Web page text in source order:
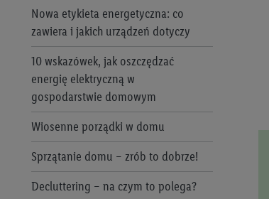
Regulamin e-mobilność Lidl Plus
Lidl Plus Polityka Prywatności -
Szybka Akcja
Regulamin Programu Kupon Plus
Asortyment
Adresy firm
Bellarom
Baresa
Lody Bon Gelati
Cien
Crownfield
Cukiernia Lidla
Deska serów Lidla
Nowa etykieta energetyczna: co
zawiera i jakich urządzeń dotyczy
10 wskazówek, jak oszczędzać
energię elektryczną w
gospodarstwie domowym
Wiosenne porządki w domu
Sprzątanie domu – zrób to dobrze!
Decluttering – na czym to polega?